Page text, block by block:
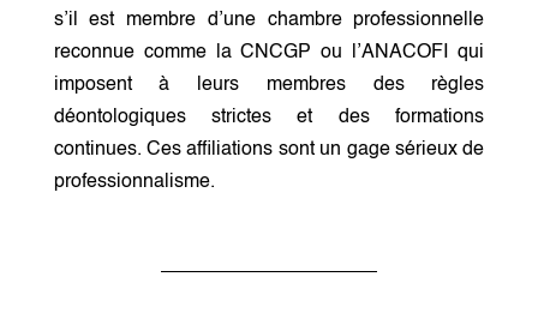
s’il est membre d’une chambre professionnelle
reconnue comme la CNCGP ou l’ANACOFI qui
imposent à leurs membres des règles
déontologiques strictes et des formations
continues. Ces affiliations sont un gage sérieux de
professionnalisme.